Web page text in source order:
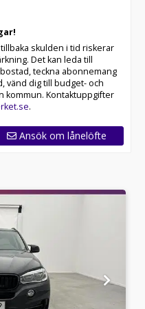
Gör ditt bilköp tryggt
våra bilar snabbt! Ring
035-240 06 00. Vi
och 14 dagars
CarPlay,Rails,Tonade
förare,Elstol
skulden i tid riskerar
Det kan leda till
teckna abonnemang
vänd dig till budget- och
kommun. Kontaktuppgifter
.
Ansök om lånelöfte